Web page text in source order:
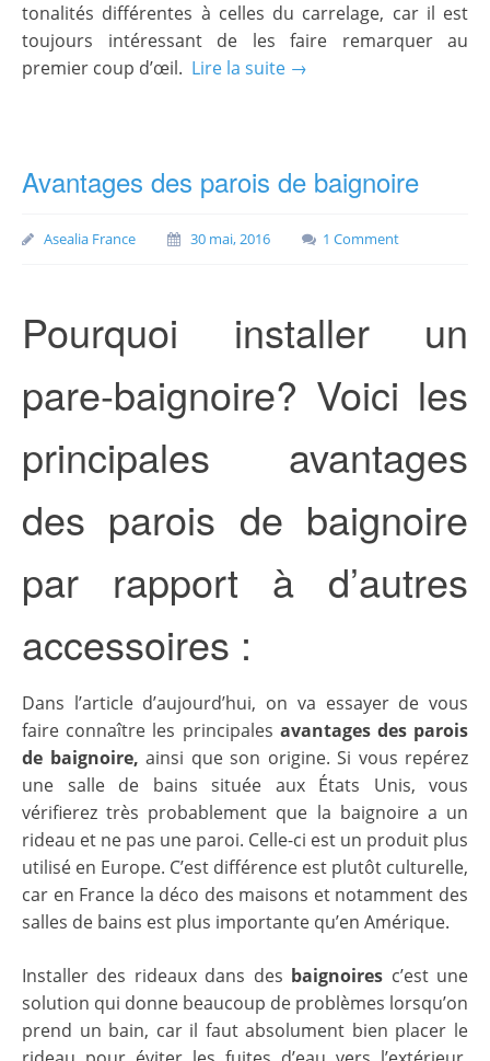
tonalités différentes à celles du carrelage, car il est
toujours intéressant de les faire remarquer au
premier coup d’œil. Lire la suite →
Avantages des parois de baignoire
Asealia France 30 mai, 2016 1 Comment
Pourquoi installer un
pare-baignoire? Voici les
principales avantages
des parois de baignoire
par rapport à d’autres
accessoires :
Dans l’article d’aujourd’hui, on va essayer de vous
faire connaître les principales avantages des parois
de baignoire, ainsi que son origine. Si vous repérez
une salle de bains située aux États Unis, vous
vérifierez très probablement que la baignoire a un
rideau et ne pas une paroi. Celle-ci est un produit plus
utilisé en Europe. C’est différence est plutôt culturelle,
car en France la déco des maisons et notamment des
salles de bains est plus importante qu’en Amérique.
Installer des rideaux dans des baignoires c’est une
solution qui donne beaucoup de problèmes lorsqu’on
prend un bain, car il faut absolument bien placer le